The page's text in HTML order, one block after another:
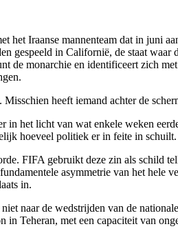
Iraanse mannenteam dat in juni
gespeeld in Californië, de staat waar
de monarchie en identificeert zich
heeft iemand achter de
het licht van wat enkele weken
hoeveel politiek er in feite in schuilt.
FIFA gebruikt deze zin als schild
asymmetrie van het hele
in.
naar de wedstrijden van de
Teheran, met een capaciteit van